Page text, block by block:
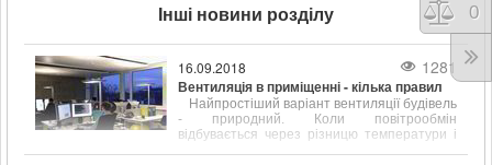
Інші новини розділу
16.09.2018 1281
Вентиляція в приміщенні - кілька правил
Найпростіший варіант вентиляції будівель
- природний. Коли повітрообмін
відбувається через різницю температури і
0